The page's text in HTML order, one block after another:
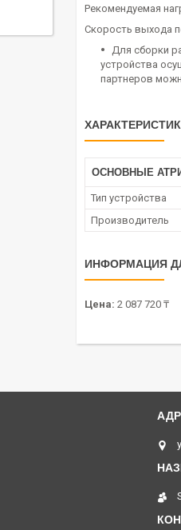
Рекомендуемая
Скорость выхода
Для сборки
устройства
партнеров
ОСНОВНЫЕ
Тип устройства
Производитель
ИНФОРМАЦИЯ
Цена: 2 087 720 ₸